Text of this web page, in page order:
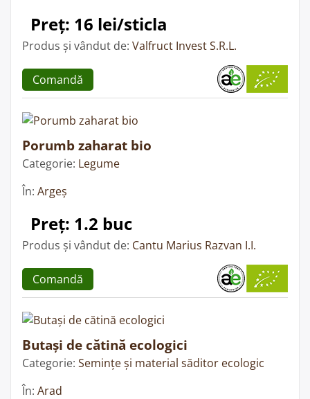
Preț: 16 lei/sticla
Produs și vândut de: Valfruct Invest S.R.L.
Comandă
Porumb zaharat bio
Categorie: Legume
În: Argeș
Preț: 1.2 buc
Produs și vândut de: Cantu Marius Razvan I.I.
Comandă
Butași de cătină ecologici
Categorie: Semințe și material săditor ecologic
În: Arad